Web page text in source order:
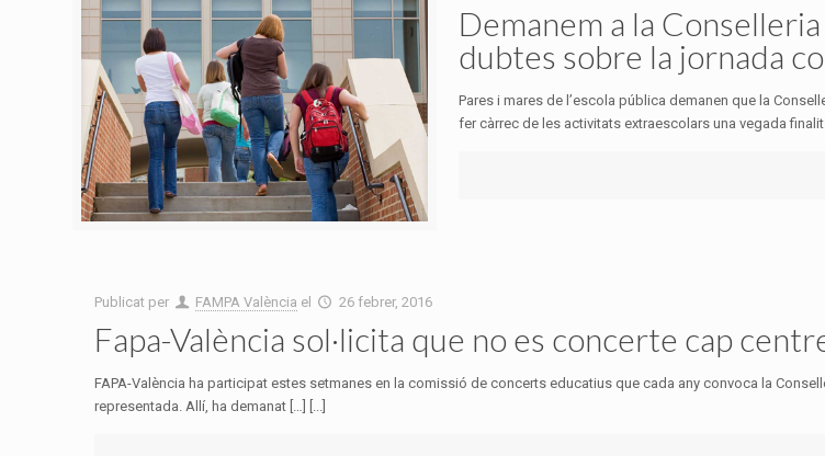
Demanem a la
dubtes sobre la jornada
Pares i mares de l’escola pública demanen que la
fer càrrec de les activitats extraescolars una vegada
Publicat per FAMPA València el 26 febrer, 2016
Fapa-València sol·licita que no es concerte cap
FAPA-València ha participat estes setmanes en la comissió de concerts educatius que cada any convoca la
representada. Allí, ha demanat […] [...]